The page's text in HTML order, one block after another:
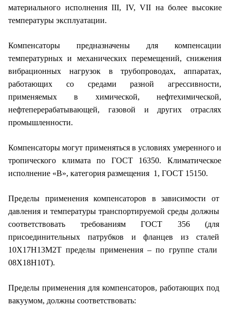
материального исполненияIII, IV,VII на более высокие
температуры эксплуатации.
Компенсаторы предназначены для компенсации
температурных и механических перемещений, снижения
вибрационных нагрузок в трубопроводах, аппаратах,
работающих со средами разной агрес­сивности,
применяемых в химической, нефтехимической,
нефтеперерабатывающей, газовой и других отраслях
промышленности.
Компенсаторы могут применяться в условиях умеренного и
тропического климата по ГОСТ 16350. Климатическое
исполнение «В», категория размещения 1, ГОСТ 15150.
Пределы применения компенсаторов в зависимости от
давления и температуры транс­портируемой среды должны
соответствовать требованиям ГОСТ 356 (для
присоединительных патрубков и фланцев из сталей
10Х17Н13М2Т пределы применения – по группе стали
08Х18Н10Т).
Пределы применения для компенсаторов, работающих под
вакуумом, должны соответствовать: